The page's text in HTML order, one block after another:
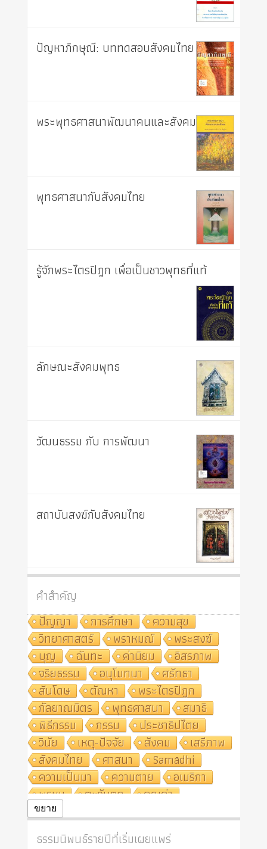
ปัญหาภิกษุณี: บททดสอบสังคมไทย
พระพุทธศาสนาพัฒนาคนและสังคม
พุทธศาสนากับสังคมไทย
รู้จักพระไตรปิฎก เพื่อเป็นชาวพุทธที่แท้
ลักษณะสังคมพุทธ
วัฒนธรรม กับ การพัฒนา
สถาบันสงฆ์กับสังคมไทย
คำสำคัญ
ปัญญา
การศึกษา
ความสุข
วิทยาศาสตร์
พราหมณ์
พระสงฆ์
บุญ
ฉันทะ ค่านิยม
อิสรภาพ
จริยธรรม
อนุโมทนา
ศรัทธา
สันโดษ
ตัณหา
พระไตรปิฎก
กัลยาณมิตร
พุทธศาสนา
สมาธิ
พิธีกรรม
กรรม
ประชาธิปไตย
วินัย
เหตุ-ปัจจัย สังคม
เสรีภาพ
สังคมไทย
ศาสนา
Samādhi
ความเป็นมา
ความตาย
อเมริกา
พรหม
ตะวันตก
คุณค่า
ปฏิจจสมุปบาท
ศาสนาประจำชาติ
ขยาย
ธรรมนิพนธ์รายปีที่เริ่มเผยแพร่